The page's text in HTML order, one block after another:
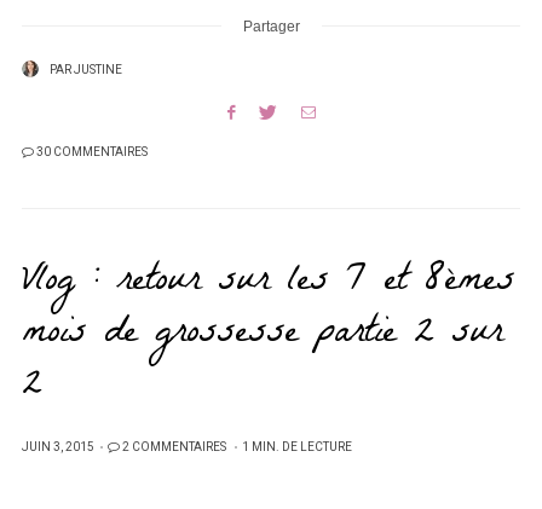
Partager
PARJUSTINE
30 COMMENTAIRES
Vlog : retour sur les 7 et 8èmes
mois de grossesse partie 2 sur
2
PUBLIÉ
JUIN 3, 2015 2 COMMENTAIRES 1 MIN. DE LECTURE